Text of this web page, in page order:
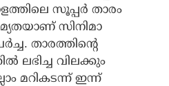
സൂപ്പര്‍ താരം
സിനിമാ
താരത്തിന്റെ
ലഭിച്ച വിലക്കും
മറികടന്ന് ഇന്ന്